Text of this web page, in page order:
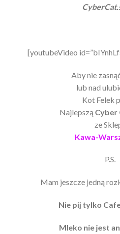
[youtubeVideo
Aby nie
lub nad
Kot Felek
Najlepszą Cyber
ze
Kawa-
P.S.
Mam jeszcze jedną
Nie pij tylko
Mleko nie jest